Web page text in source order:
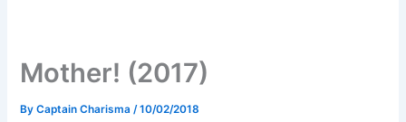
Mother! (2017)
ByCaptain Charisma /10/02/2018